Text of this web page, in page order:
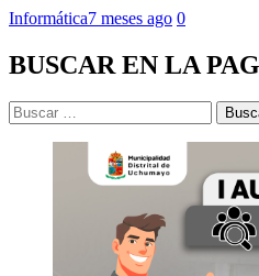
Informática7 meses ago 0
BUSCAR EN LA
Buscar: